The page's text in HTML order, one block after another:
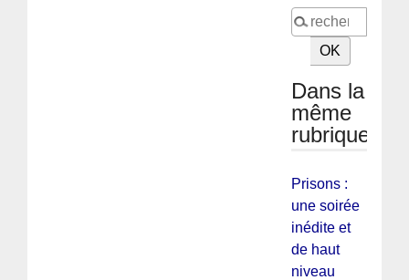
Dans la
même
rubrique
Prisons :
une soirée
inédite et
de haut
niveau